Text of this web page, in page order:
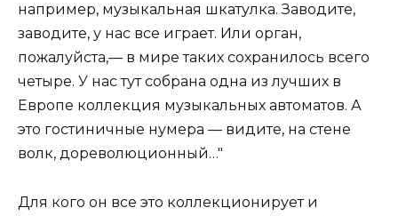
например, музыкальная шкатулка. Заводите,
заводите, у нас все играет. Или орган,
пожалуйста,— в мире таких сохранилось всего
четыре. У нас тут собрана одна из лучших в
Европе коллекция музыкальных автоматов. А
это гостиничные нумера — видите, на стене
волк, дореволюционный…"
Для кого он все это коллекционирует и